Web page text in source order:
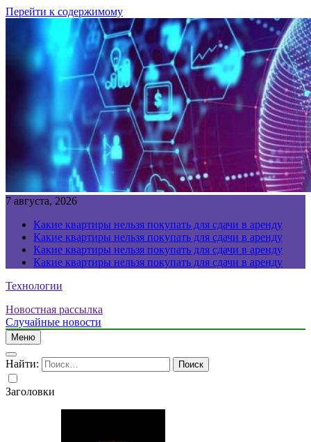
Перейти к содержимому
7 августа, 2026
Какие квартиры нельзя покупать для сдачи в аренду
Какие квартиры нельзя покупать для сдачи в аренду
Какие квартиры нельзя покупать для сдачи в аренду
Какие квартиры нельзя покупать для сдачи в аренду
Технологии
Новостная рассылка
Случайные новости
Меню
Найти:
Заголовки